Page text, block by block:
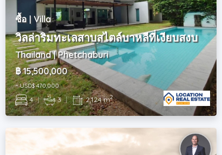
ซื้อ | Villa
วิลล่าริมทะเลสาบสไตล์บาหลีที่เงียบสงบ
Thailand | Phetchaburi
฿ 15,500,000
~ USD$ 470,000
4 | 3 | 2,124 m2